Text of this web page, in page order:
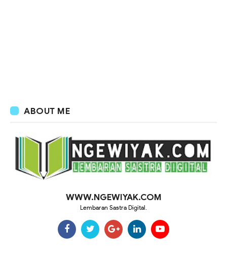
ABOUT ME
WWW.NGEWIYAK.COM
Lembaran Sastra Digital.